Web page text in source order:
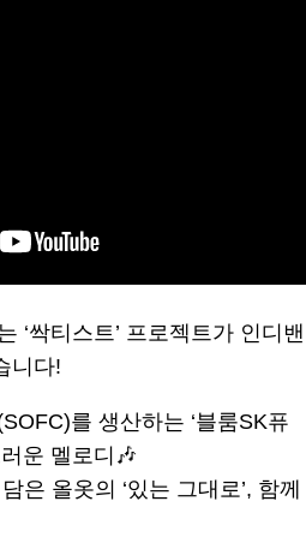
‘싹티스트’ 프로젝트가 인디밴
니다!
를 생산하는 ‘블룸SK퓨
운 멜로디🎶
은 올옷의 ‘있는 그대로’, 함께